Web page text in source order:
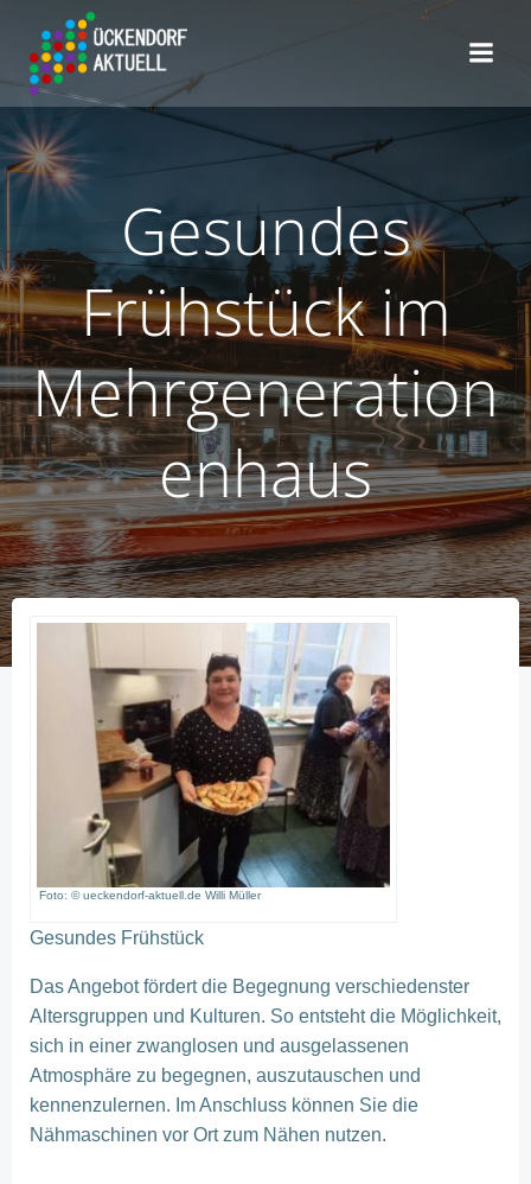
Gesundes
Frühstück im
Mehrgeneration
enhaus
Foto: © ueckendorf-aktuell.de Willi Müller
Gesundes Frühstück
Das Angebot fördert die Begegnung verschiedenster
Altersgruppen und Kulturen. So entsteht die Möglichkeit,
sich in einer zwanglosen und ausgelassenen
Atmosphäre zu begegnen, auszutauschen und
kennenzulernen. Im Anschluss können Sie die
Nähmaschinen vor Ort zum Nähen nutzen.